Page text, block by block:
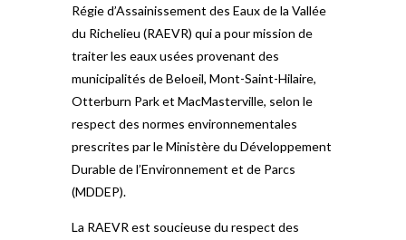
Régie d’Assainissement des Eaux de la Vallée
du Richelieu (RAEVR) qui a pour mission de
traiter les eaux usées provenant des
municipalités de Beloeil, Mont-Saint-Hilaire,
Otterburn Park et MacMasterville, selon le
respect des normes environnementales
prescrites par le Ministère du Développement
Durable de l’Environnement et de Parcs
(MDDEP).
La RAEVR est soucieuse du respect des